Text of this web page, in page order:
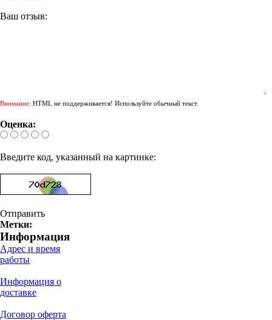
Ваш отзыв:
Внимание: HTML не поддерживается! Используйте обычный текст.
Оценка:
Введите код, указанный на картинке:
Отправить
Метки:
Информация
Адрес и время
работы
Информация о
доставке
Договор оферта